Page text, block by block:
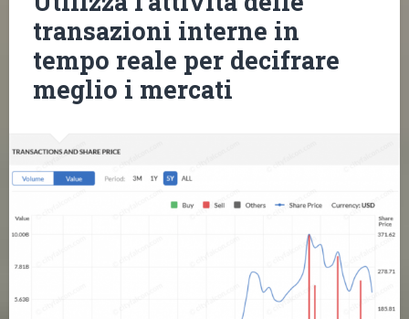
transazioni interne in
tempo reale per decifrare
meglio i mercati